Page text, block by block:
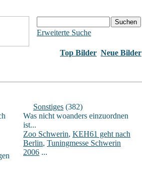
Erweiterte Suche
Top Bilder Neue Bilder
Sonstiges (382)
Was nicht woanders einzuordnen
ist...
Zoo Schwerin, KEH61 geht nach
Berlin, Tuningmesse Schwerin
2006 ...